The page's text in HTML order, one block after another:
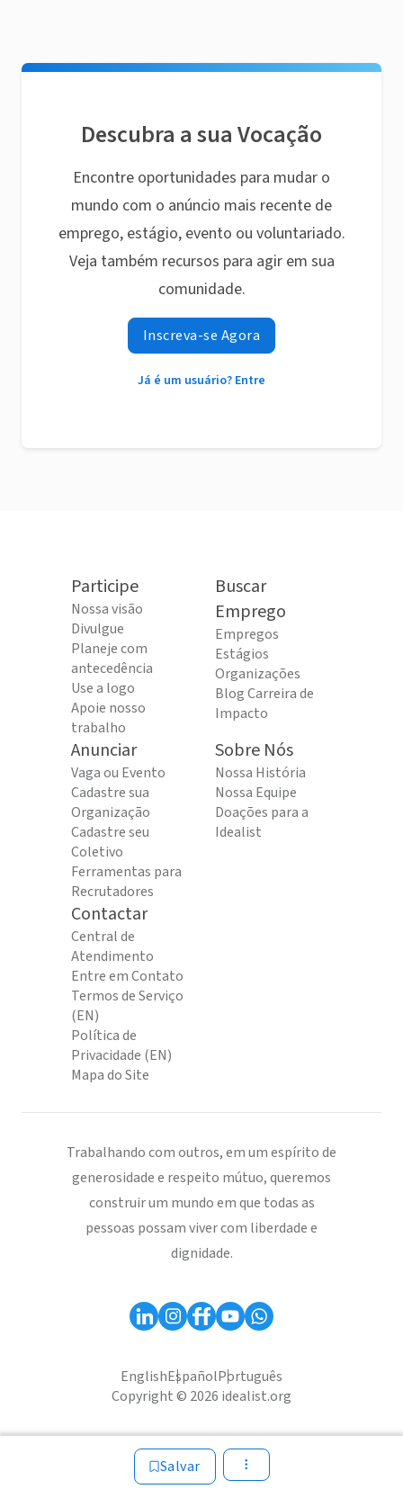
Descubra a sua Vocação
Encontre oportunidades para mudar o
mundo com o anúncio mais recente de
emprego, estágio, evento ou voluntariado.
Veja também recursos para agir em sua
comunidade.
Inscreva-se Agora
Já é um usuário? Entre
Salvar
Participe
Nossa visão
Divulgue
Planeje com
antecedência
Use a logo
Apoie nosso
trabalho
Buscar
Emprego
Empregos
Estágios
Organizações
Blog Carreira de
Impacto
Anunciar
Vaga ou Evento
Cadastre sua
Organização
Cadastre seu
Coletivo
Ferramentas para
Recrutadores
Sobre Nós
Nossa História
Nossa Equipe
Doações para a
Idealist
Contactar
Central de
Atendimento
Entre em Contato
Termos de Serviço
(EN)
Política de
Privacidade (EN)
Mapa do Site
Trabalhando com outros, em um espírito de
generosidade e respeito mútuo, queremos
construir um mundo em que todas as
pessoas possam viver com liberdade e
dignidade.
EnglishEspañolPortuguês
Copyright © 2026 idealist.org